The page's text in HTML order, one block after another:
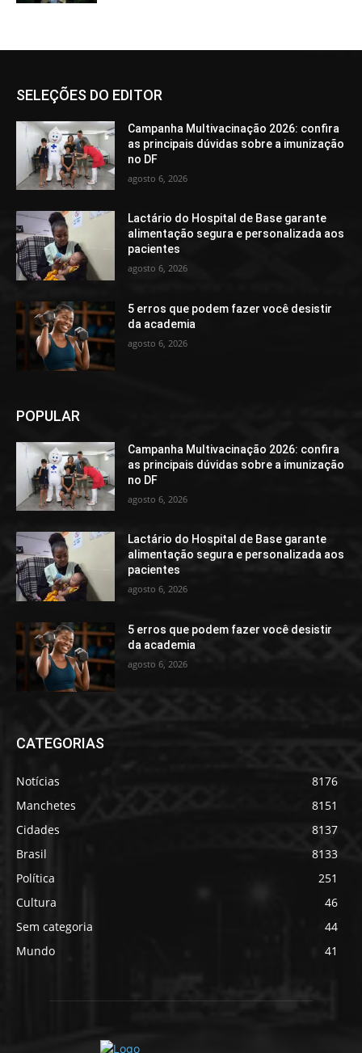
SELEÇÕES DO EDITOR
Campanha Multivacinação 2026: confira
as principais dúvidas sobre a imunização
no DF
agosto 6, 2026
Lactário do Hospital de Base garante
alimentação segura e personalizada aos
pacientes
agosto 6, 2026
5 erros que podem fazer você desistir
da academia
agosto 6, 2026
POPULAR
Campanha Multivacinação 2026: confira
as principais dúvidas sobre a imunização
no DF
agosto 6, 2026
Lactário do Hospital de Base garante
alimentação segura e personalizada aos
pacientes
agosto 6, 2026
5 erros que podem fazer você desistir
da academia
agosto 6, 2026
CATEGORIAS
Notícias
8176
Manchetes
8151
Cidades
8137
Brasil
8133
Política
251
Cultura
46
Sem categoria
44
Mundo
41